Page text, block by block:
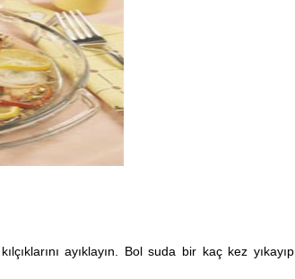
ayıklayın. Bol suda bir kaç kez yıkayıp